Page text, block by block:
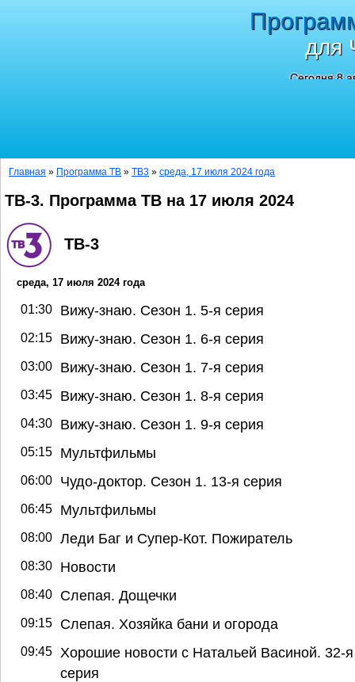
для
Сегодня 8
Главная » Программа ТВ » ТВ3 » среда, 17 июля 2024 года
ТВ-3. Программа ТВ на 17 июля 2024
ТВ-3
среда, 17 июля 2024 года
01:30 Вижу-знаю. Сезон 1. 5-я серия
02:15 Вижу-знаю. Сезон 1. 6-я серия
03:00 Вижу-знаю. Сезон 1. 7-я серия
03:45 Вижу-знаю. Сезон 1. 8-я серия
04:30 Вижу-знаю. Сезон 1. 9-я серия
05:15 Мультфильмы
06:00 Чудо-доктор. Сезон 1. 13-я серия
06:45 Мультфильмы
08:00 Леди Баг и Супер-Кот. Пожиратель
08:30 Новости
08:40 Слепая. Дощечки
09:15 Слепая. Хозяйка бани и огорода
09:45
Хорошие новости с Натальей Васиной. 32-я
серия